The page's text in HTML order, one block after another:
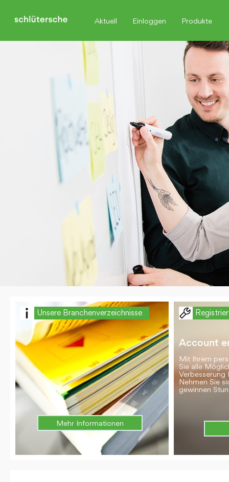
Aktuell Einloggen Produkte
Unsere Branchenverzeichnisse
Mehr Informationen
Account
Mit Ihrem
Sie alle
Verbesserung
Nehmen Sie
gewinnen